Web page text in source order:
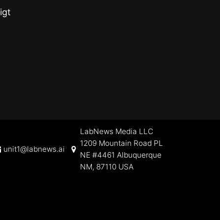
unit1@labnews.ai
LabNews Media LLC
1209 Mountain Road PL
NE #4461 Albuquerque
NM, 87110 USA